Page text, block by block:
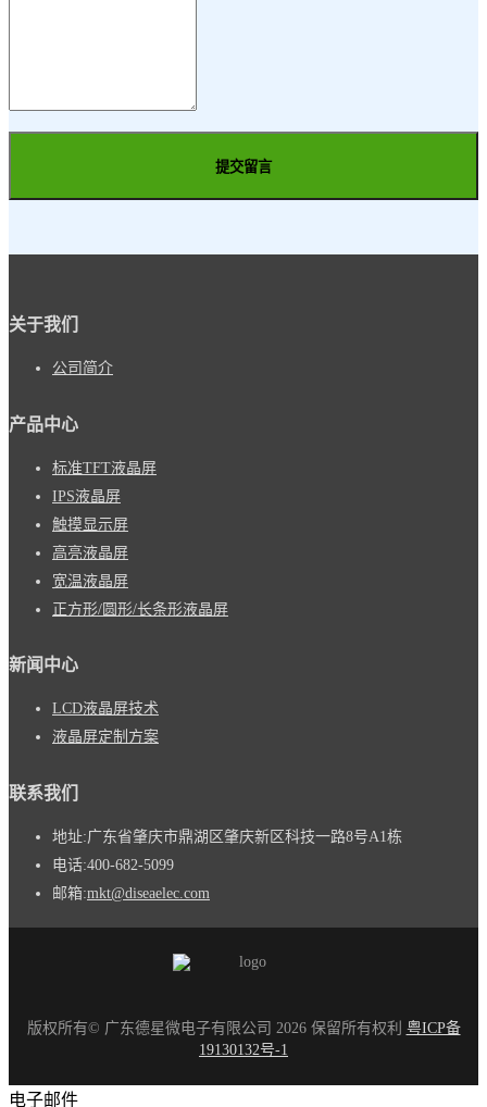
提交留言
关于我们
公司简介
产品中心
标准TFT液晶屏
IPS液晶屏
触摸显示屏
高亮液晶屏
宽温液晶屏
正方形/圆形/长条形液晶屏
新闻中心
LCD液晶屏技术
液晶屏定制方案
联系我们
地址:广东省肇庆市鼎湖区肇庆新区科技一路8号A1栋
电话:400-682-5099
邮箱:mkt@diseaelec.com
版权所有© 广东德星微电子有限公司 2026 保留所有权利 粤ICP备
19130132号-1
电子邮件